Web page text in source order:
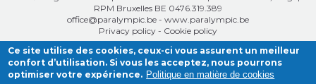
RPM Bruxelles BE 0476.319.389
office@paralympic.be - www.paralympic.be
Privacy policy - Cookie policy
Ce site utilise des cookies, ceux-ci vous assurent un meilleur
confort d’utilisation. Si vous les acceptez, nous pourrons
optimiser votre expérience. Politique en matière de cookies